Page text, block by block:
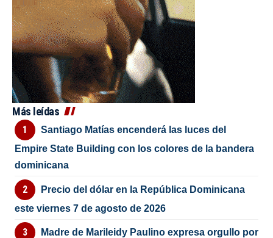
Más leídas
Santiago Matías encenderá las luces del
Empire State Building con los colores de la bandera
dominicana
Precio del dólar en la República Dominicana
este viernes 7 de agosto de 2026
Madre de Marileidy Paulino expresa orgullo por